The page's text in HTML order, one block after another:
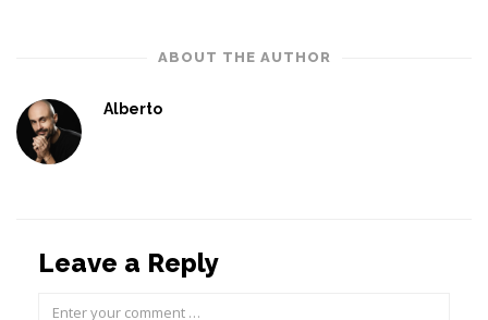
ABOUT THE AUTHOR
Alberto
Leave a Reply